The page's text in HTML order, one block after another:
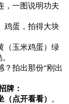
，一图说明功夫
鸡蛋，拍得大块
（玉米鸡蛋）绿
？拍出那份“刚出
牌：​
点开看看）​
。